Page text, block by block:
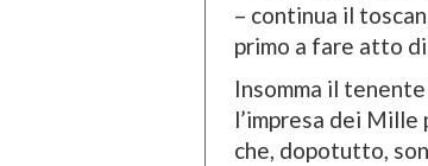
– continua il
primo a fare atto
Insomma il
l’impresa dei
che, dopotutto,